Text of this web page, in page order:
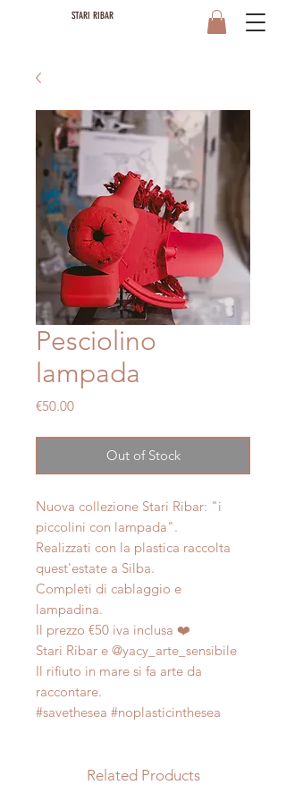
STARI RIBAR
Pesciolino
lampada
€50.00Price
Out of Stock
Nuova collezione Stari Ribar: "i
piccolini con lampada".
Realizzati con la plastica raccolta
quest'estate a Silba.
Completi di cablaggio e
lampadina.
Il prezzo €50 iva inclusa ❤️
Stari Ribar e @yacy_arte_sensibile
Il rifiuto in mare si fa arte da
raccontare.
#savethesea #noplasticinthesea
Related Products